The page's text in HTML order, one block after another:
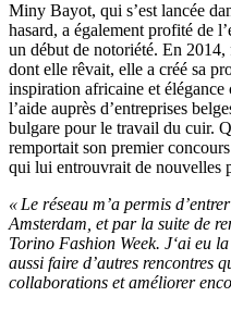
Miny Bayot, qui s’est lancée
hasard, a également profité de
un début de notoriété. En 2014,
dont elle rêvait, elle a créé sa
inspiration africaine et
l’aide auprès d’entreprises
bulgare pour le travail du cuir.
remportait son premier
qui lui entrouvrait de nouvelles
« Le réseau m’a permis
Amsterdam, et par la suite de
Torino Fashion Week. J‘ai eu
aussi faire d’autres rencontres
collaborations et améliorer